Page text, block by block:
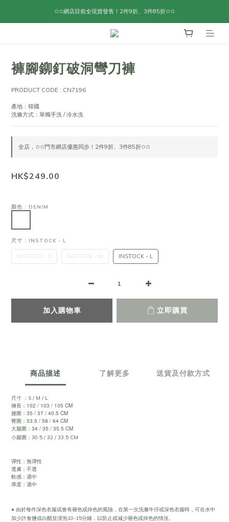
✩✩網店目前全現貨發售！2件9折、3件85折✩✩
褲腳鉚釘破洞彎刀褲
PRODUCT CODE : CN7196
產地：韓國
洗滌方式：單獨手洗 / 冷水洗
全店，✩✩門市網店優惠同步！2件9折、3件85折✩✩
HK$249.00
顏色 : DENIM
尺寸 : INSTOCK - L
INSTOCK - S INSTOCK - M INSTOCK - L
加入購物車 立即購買
商品描述 了解更多 送貨及付款方式
尺寸 ：S / M / L
褲長：102 / 103 / 105 CM
腰圍：35 / 37 / 40.5 CM
臀圍：53.5 / 58 / 64 CM
大腿圍 ：34 / 35 / 35.5 CM
小腿圍 ：30.5 / 32 / 33.5 CM
彈性：無彈性
透膚：不透
軟感：適中
厚度：適中
• 由於每件深色衣服或會有褪色或掉色的風險，在第一次洗滌牛仔或深色衣服時，可在水中
加少許食鹽或白醋並浸泡10-15分鐘，以防止或減少褪色或掉色的情況。